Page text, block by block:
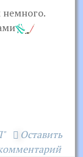
немного.
Оставить